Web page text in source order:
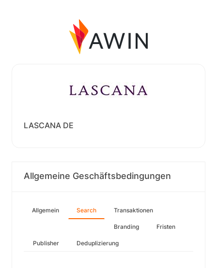
LASCANA DE
Allgemeine Geschäftsbedingungen
Allgemein Search Transaktionen
Branding Fristen
Publisher Deduplizierung